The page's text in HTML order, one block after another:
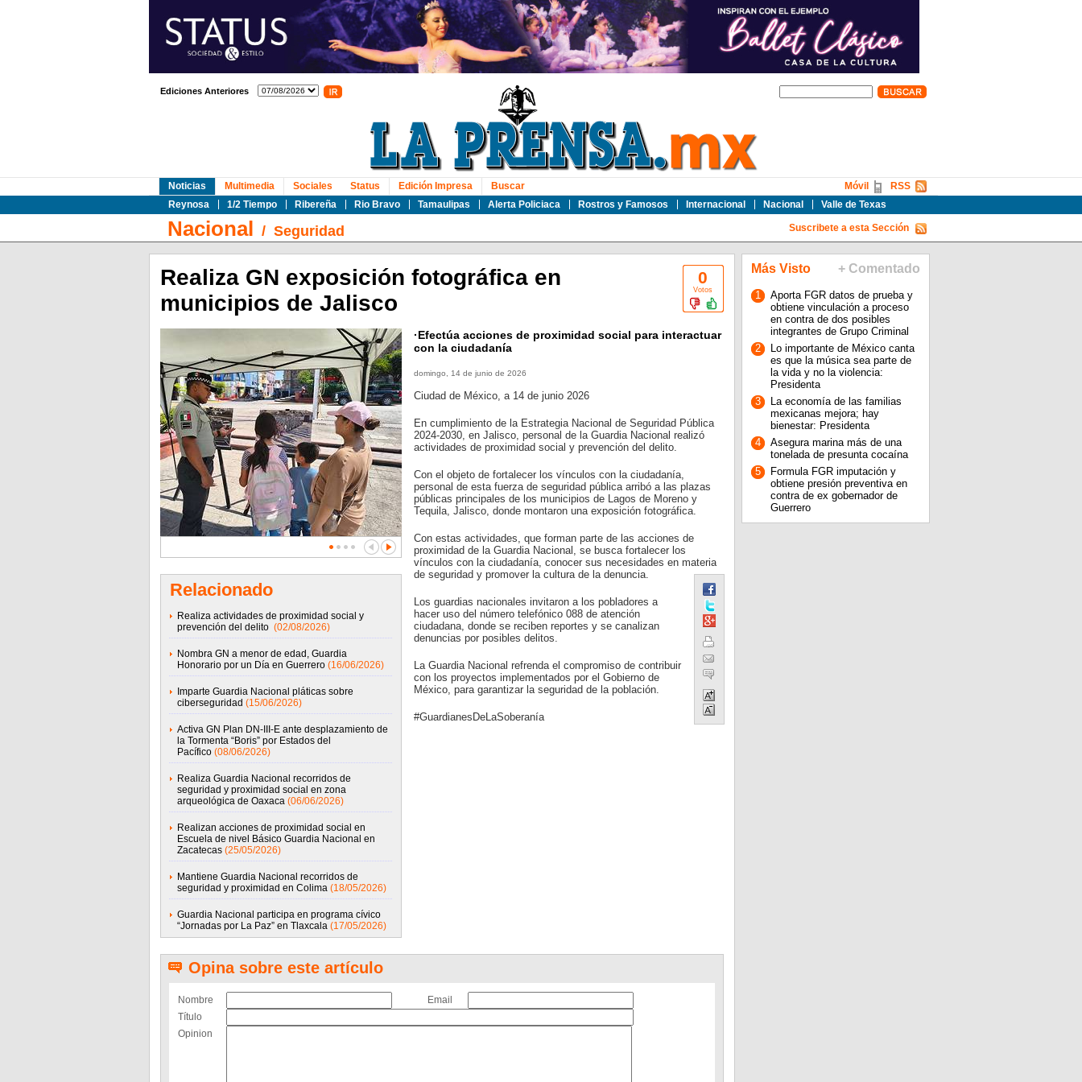
Ediciones Anteriores
Noticias
Reynosa
1/2 Tiempo Ribereña Rio Bravo Tamaulipas Alerta Policiaca Rostros y Famosos Internacional Nacional Valle de Texas
Multimedia Sociales Status Edición Impresa Buscar RSS
Móvil
Nacional / Seguridad Suscribete a esta Sección
0
Votos
Realiza GN exposición fotográfica en
municipios de Jalisco
Relacionado
Realiza actividades de proximidad social y
prevención del delito (02/08/2026)
Nombra GN a menor de edad, Guardia
Honorario por un Día en Guerrero (16/06/2026)
Imparte Guardia Nacional pláticas sobre
ciberseguridad (15/06/2026)
Activa GN Plan DN-III-E ante desplazamiento de
la Tormenta “Boris” por Estados del
Pacífico (08/06/2026)
Realiza Guardia Nacional recorridos de
seguridad y proximidad social en zona
arqueológica de Oaxaca (06/06/2026)
Realizan acciones de proximidad social en
Escuela de nivel Básico Guardia Nacional en
Zacatecas (25/05/2026)
Mantiene Guardia Nacional recorridos de
seguridad y proximidad en Colima (18/05/2026)
Guardia Nacional participa en programa cívico
“Jornadas por La Paz” en Tlaxcala (17/05/2026)
·Efectúa acciones de proximidad social para interactuar
con la ciudadanía
domingo, 14 de junio de 2026
Ciudad de México, a 14 de junio 2026
En cumplimiento de la Estrategia Nacional de Seguridad Pública
2024-2030, en Jalisco, personal de la Guardia Nacional realizó
actividades de proximidad social y prevención del delito.
Con el objeto de fortalecer los vínculos con la ciudadanía,
personal de esta fuerza de seguridad pública arribó a las plazas
públicas principales de los municipios de Lagos de Moreno y
Tequila, Jalisco, donde montaron una exposición fotográfica.
Con estas actividades, que forman parte de las acciones de
proximidad de la Guardia Nacional, se busca fortalecer los
vínculos con la ciudadanía, conocer sus necesidades en materia
de seguridad y promover la cultura de la denuncia.
Los guardias nacionales invitaron a los pobladores a
hacer uso del número telefónico 088 de atención
ciudadana, donde se reciben reportes y se canalizan
denuncias por posibles delitos.
La Guardia Nacional refrenda el compromiso de contribuir
con los proyectos implementados por el Gobierno de
México, para garantizar la seguridad de la población.
#GuardianesDeLaSoberanía
Opina sobre este artículo
Nombre
Email
Título
Opinion
Más Visto + Comentado
1
Aporta FGR datos de prueba y
obtiene vinculación a proceso
en contra de dos posibles
integrantes de Grupo Criminal
2
Lo importante de México canta
es que la música sea parte de
la vida y no la violencia:
Presidenta
3
La economía de las familias
mexicanas mejora; hay
bienestar: Presidenta
4
Asegura marina más de una
tonelada de presunta cocaína
5
Formula FGR imputación y
obtiene presión preventiva en
contra de ex gobernador de
Guerrero